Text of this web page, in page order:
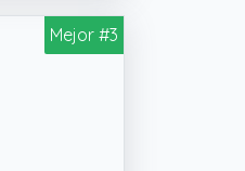
Mejor #3